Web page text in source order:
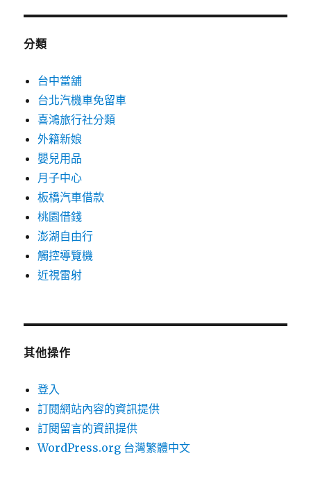
分類
台中當舖
台北汽機車免留車
喜鴻旅行社分類
外籍新娘
嬰兒用品
月子中心
板橋汽車借款
桃園借錢
澎湖自由行
觸控導覽機
近視雷射
其他操作
登入
訂閱網站內容的資訊提供
訂閱留言的資訊提供
WordPress.org 台灣繁體中文